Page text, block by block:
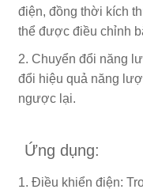
điện, đồng thời kích
thể được điều chỉnh
2. Chuyển đổi năng
đổi hiệu quả năng
ngược lại.
Ứng dụng:
1. Điều khiển điện: